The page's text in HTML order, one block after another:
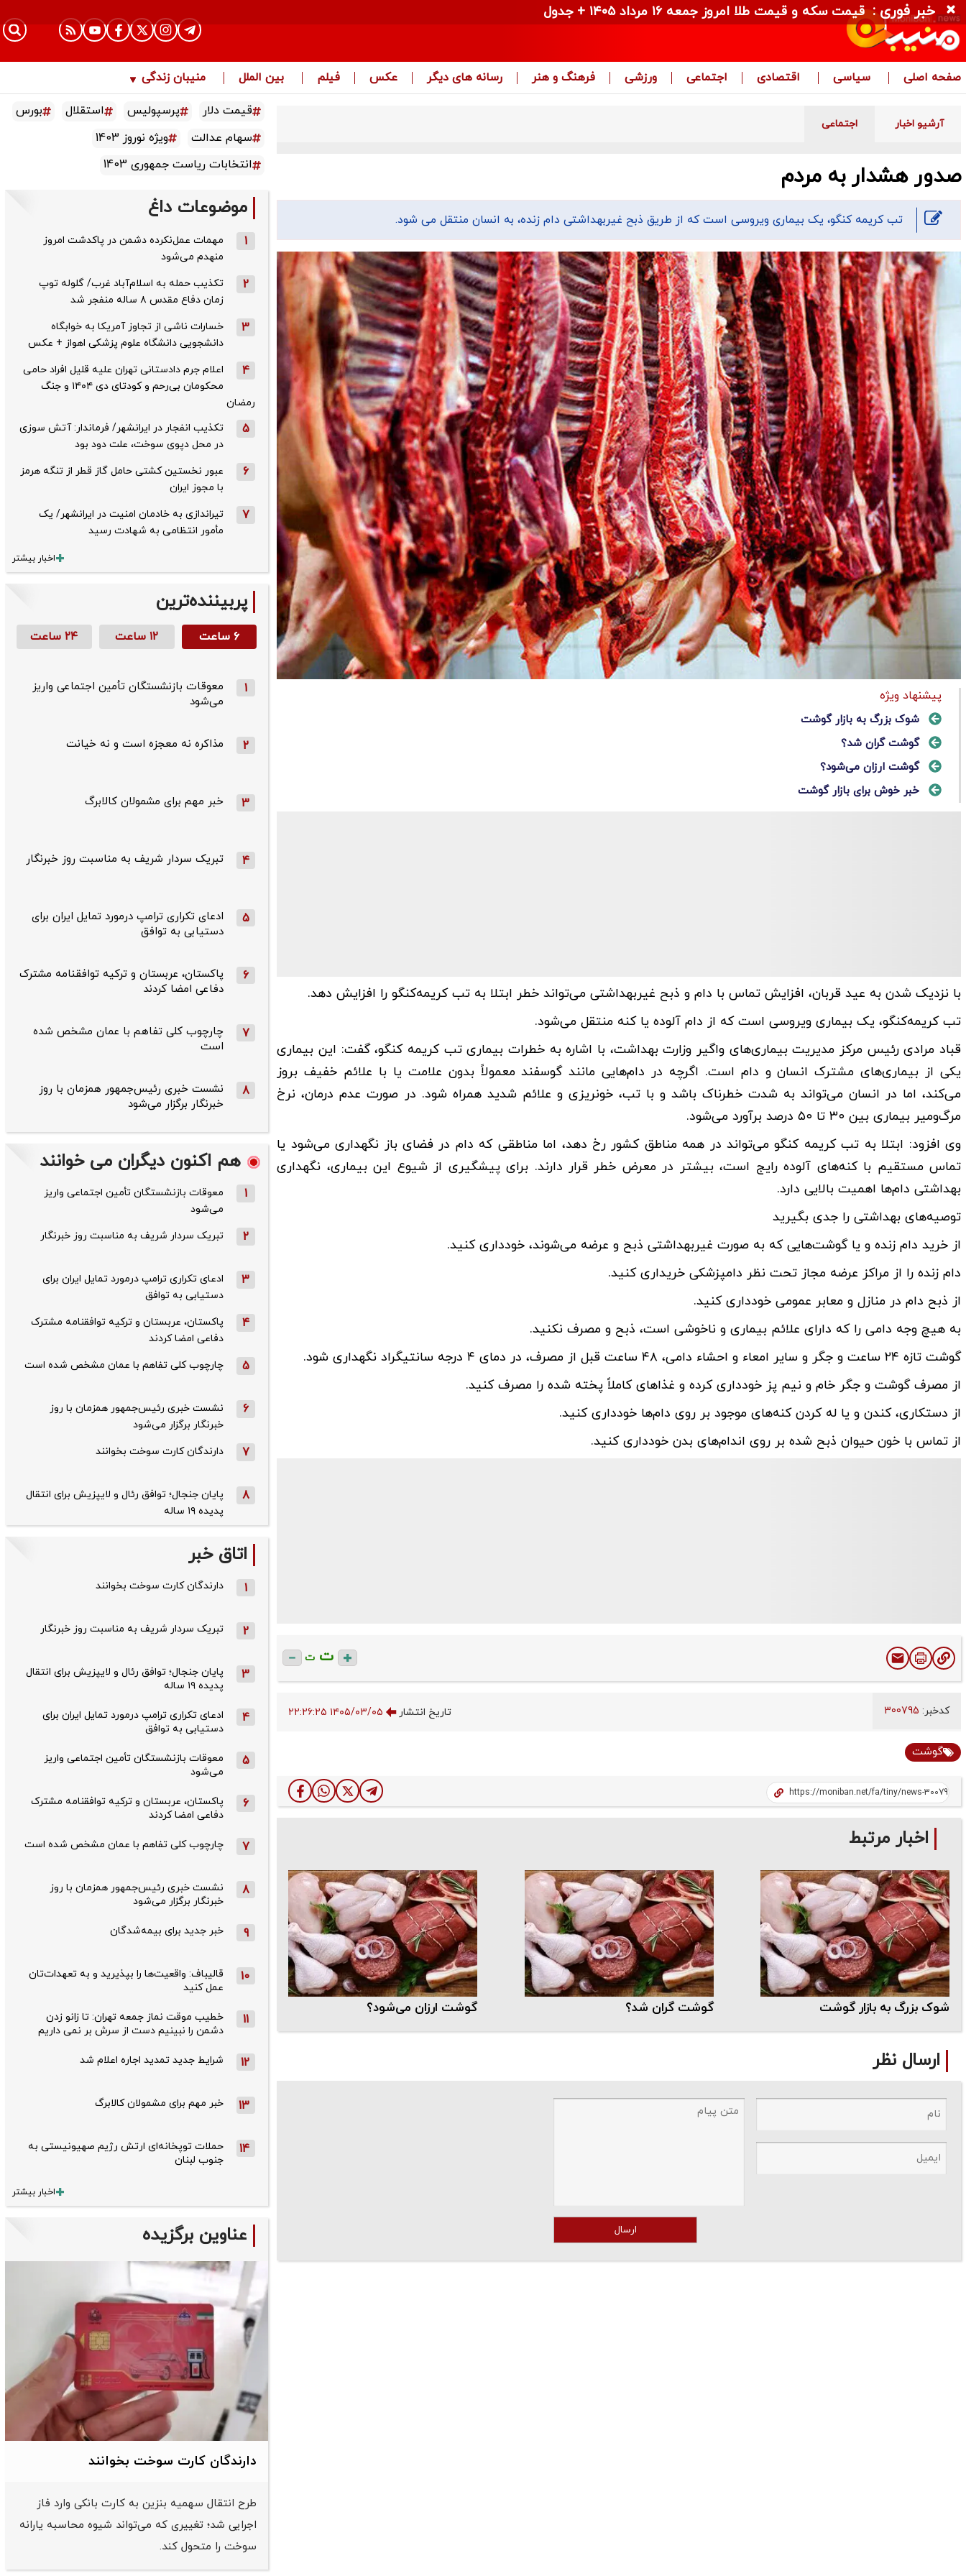
صفحه اصلی سیاسی اقتصادی اجتماعی ورزشی فرهنگ و هنر رسانه های دیگر عکس فیلم بین الملل منیبان زندگی
آرشیو اخبار اجتماعی
صدور هشدار به مردم
تب کریمه‌ کنگو، یک بیماری ویروسی است که از طریق ذبح غیربهداشتی دام زنده، به انسان منتقل می شود.
پیشنهاد ویژه
شوک بزرگ به بازار گوشت
گوشت گران شد؟
گوشت ارزان می‌شود؟
خبر خوش برای بازار گوشت
با نزدیک شدن به عید قربان، افزایش تماس با دام و ذبح غیربهداشتی می‌تواند خطر ابتلا به تب کریمه‌کنگو را افزایش دهد.
تب کریمه‌کنگو، یک بیماری ویروسی است که از دام آلوده یا کنه منتقل می‌شود.
قباد مرادی رئیس مرکز مدیریت بیماری‌های واگیر وزارت بهداشت، با اشاره به خطرات بیماری تب کریمه کنگو، گفت: این بیماری
یکی از بیماری‌های مشترک انسان و دام است. اگرچه در دام‌هایی مانند گوسفند معمولاً بدون علامت یا با علائم خفیف بروز
می‌کند، اما در انسان می‌تواند به‌ شدت خطرناک باشد و با تب، خونریزی و علائم شدید همراه شود. در صورت عدم درمان، نرخ
مرگ‌ومیر بیماری بین ۳۰ تا ۵۰ درصد برآورد می‌شود.
وی افزود: ابتلا به تب کریمه کنگو می‌تواند در همه مناطق کشور رخ دهد، اما مناطقی که دام در فضای باز نگهداری می‌شود یا
تماس مستقیم با کنه‌های آلوده رایج است، بیشتر در معرض خطر قرار دارند. برای پیشگیری از شیوع این بیماری، نگهداری
بهداشتی دام‌ها اهمیت بالایی دارد.
توصیه‌های بهداشتی را جدی بگیرید
از خرید دام زنده و یا گوشت‌هایی که به صورت غیربهداشتی ذبح و عرضه می‌شوند، خودداری کنید.
دام زنده را از مراکز عرضه مجاز تحت نظر دامپزشکی خریداری کنید.
از ذبح دام در منازل و معابر عمومی خودداری کنید.
به هیچ وجه دامی را که دارای علائم بیماری و ناخوشی است، ذبح و مصرف نکنید.
گوشت تازه ۲۴ ساعت و جگر و سایر امعاء و احشاء دامی، ۴۸ ساعت قبل از مصرف، در دمای ۴ درجه سانتیگراد نگهداری شود.
از مصرف گوشت و جگر خام و نیم پز خودداری کرده و غذاهای کاملاً پخته شده را مصرف کنید.
از دستکاری، کندن و یا له کردن کنه‌های موجود بر روی دام‌ها خودداری کنید.
از تماس با خون حیوان ذبح شده بر روی اندام‌های بدن خودداری کنید.
ت ت
کدخبر: تاریخ انتشار ۱۴۰۵/۰۳/۰۵ ۲۲:۲۶:۲۵
گوشت
اخبار مرتبط
شوک بزرگ به بازار گوشت گوشت گران شد؟ گوشت ارزان می‌شود؟
ارسال نظر
ارسال
قیمت دلار پرسپولیس استقلال
بورس
سهام عدالت
ویژه نوروز 1403
انتخابات ریاست جمهوری 1403
موضوعات داغ
1
مهمات عمل‌نکرده دشمن در پاکدشت امروز
منهدم می‌شود
2
تکذیب حمله به اسلام‌آباد غرب/ گلوله توپ
زمان دفاع مقدس ۸ ساله منفجر شد
3
خسارات ناشی از تجاوز آمریکا به خوابگاه
دانشجویی دانشگاه علوم پزشکی اهواز + عکس
4
اعلام جرم دادستانی تهران علیه قلیل افراد حامی
محکومان بی‌رحم و کودتای دی‌ ۱۴۰۴ و جنگ
رمضان
5
تکذیب ‌انفجار در ایرانشهر/ فرماندار: آتش سوزی
در محل دپوی سوخت، علت دود بود
6
عبور نخستین کشتی حامل گاز قطر از تنگه هرمز
با مجوز ایران
7
تیراندازی به خادمان امنیت در ایرانشهر/ یک
مأمور انتظامی به شهادت رسید
اخبار بیشتر
پربیننده‌ترین
۶ ساعت ۱۲ ساعت ۲۴ ساعت
1
معوقات بازنشستگان تأمین اجتماعی واریز
می‌شود
2 مذاکره نه معجزه است و نه خیانت
3 خبر مهم برای مشمولان کالابرگ
4 تبریک سردار شریف به مناسبت روز خبرنگار
5
ادعای تکراری ترامپ درمورد تمایل ایران برای
دستیابی به توافق
6
پاکستان، عربستان و ترکیه توافقنامه مشترک
دفاعی امضا کردند
7
چارچوب کلی تفاهم با عمان مشخص شده
است
8
نشست خبری رئیس‌جمهور همزمان با روز
خبرنگار برگزار می‌شود
هم اکنون دیگران می خوانند
1
معوقات بازنشستگان تأمین اجتماعی واریز
می‌شود
2 تبریک سردار شریف به مناسبت روز خبرنگار
3
ادعای تکراری ترامپ درمورد تمایل ایران برای
دستیابی به توافق
4
پاکستان، عربستان و ترکیه توافقنامه مشترک
دفاعی امضا کردند
5 چارچوب کلی تفاهم با عمان مشخص شده است
6
نشست خبری رئیس‌جمهور همزمان با روز
خبرنگار برگزار می‌شود
7 دارندگان کارت سوخت بخوانند
8
پایان جنجال؛ توافق رئال و لایپزیش برای انتقال
پدیده ۱۹ ساله
اتاق خبر
1 دارندگان کارت سوخت بخوانند
2 تبریک سردار شریف به مناسبت روز خبرنگار
3
پایان جنجال؛ توافق رئال و لایپزیش برای انتقال
پدیده ۱۹ ساله
4
ادعای تکراری ترامپ درمورد تمایل ایران برای
دستیابی به توافق
5
معوقات بازنشستگان تأمین اجتماعی واریز
می‌شود
6
پاکستان، عربستان و ترکیه توافقنامه مشترک
دفاعی امضا کردند
7 چارچوب کلی تفاهم با عمان مشخص شده است
8
نشست خبری رئیس‌جمهور همزمان با روز
خبرنگار برگزار می‌شود
9 خبر جدید برای بیمه‌شدگان
10
قالیباف: واقعیت‌ها را بپذیرید و به تعهدات‌تان
عمل کنید
11
خطیب موقت نماز جمعه تهران: تا زانو زدن
دشمن را نبینیم دست از سرش بر نمی داریم
12 شرایط جدید تمدید اجاره اعلام شد
13 خبر مهم برای مشمولان کالابرگ
14
حملات توپخانه‌ای ارتش رژیم صهیونیستی به
جنوب لبنان
اخبار بیشتر
عناوین برگزیده
دارندگان کارت سوخت بخوانند
طرح انتقال سهمیه بنزین به کارت بانکی وارد فاز
اجرایی شد؛ تغییری که می‌تواند شیوه محاسبه یارانه
سوخت را متحول کند.
خبر فوری : قیمت سکه و قیمت طلا امروز جمعه ۱۶ مرداد ۱۴۰۵ + جدول